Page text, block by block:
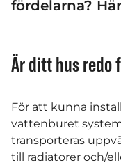
fördelarna?
Är ditt hus redo
För att kunna
vattenburet
transporteras
till radiatorer och/